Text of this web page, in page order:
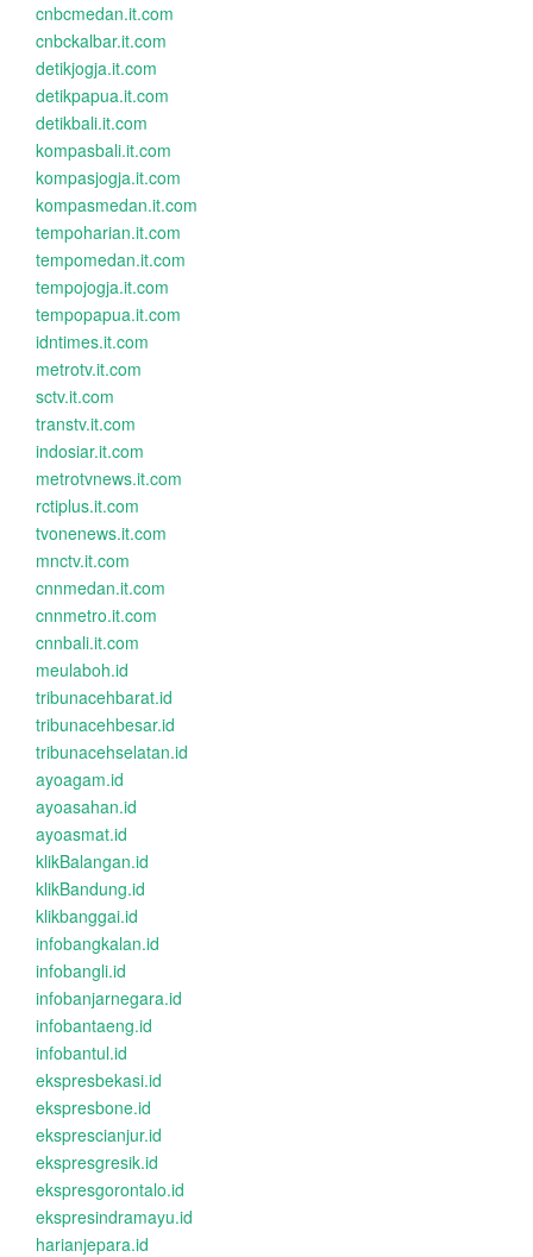
cnbcmedan.it.com
cnbckalbar.it.com
detikjogja.it.com
detikpapua.it.com
detikbali.it.com
kompasbali.it.com
kompasjogja.it.com
kompasmedan.it.com
tempoharian.it.com
tempomedan.it.com
tempojogja.it.com
tempopapua.it.com
idntimes.it.com
metrotv.it.com
sctv.it.com
transtv.it.com
indosiar.it.com
metrotvnews.it.com
rctiplus.it.com
tvonenews.it.com
mnctv.it.com
cnnmedan.it.com
cnnmetro.it.com
cnnbali.it.com
meulaboh.id
tribunacehbarat.id
tribunacehbesar.id
tribunacehselatan.id
ayoagam.id
ayoasahan.id
ayoasmat.id
klikBalangan.id
klikBandung.id
klikbanggai.id
infobangkalan.id
infobangli.id
infobanjarnegara.id
infobantaeng.id
infobantul.id
ekspresbekasi.id
ekspresbone.id
eksprescianjur.id
ekspresgresik.id
ekspresgorontalo.id
ekspresindramayu.id
harianjepara.id